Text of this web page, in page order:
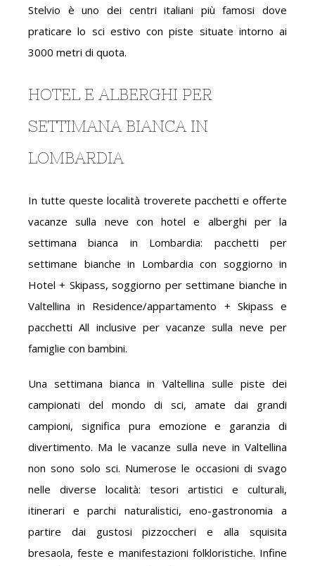
Stelvio è uno dei centri italiani più famosi dove
praticare lo sci estivo con piste situate intorno ai
3000 metri di quota.
HOTEL E ALBERGHI PER
SETTIMANA BIANCA IN
LOMBARDIA
In tutte queste località troverete pacchetti e offerte
vacanze sulla neve con hotel e alberghi per la
settimana bianca in Lombardia: pacchetti per
settimane bianche in Lombardia con soggiorno in
Hotel + Skipass, soggiorno per settimane bianche in
Valtellina in Residence/appartamento + Skipass e
pacchetti All inclusive per vacanze sulla neve per
famiglie con bambini.
Una settimana bianca in Valtellina sulle piste dei
campionati del mondo di sci, amate dai grandi
campioni, significa pura emozione e garanzia di
divertimento. Ma le vacanze sulla neve in Valtellina
non sono solo sci. Numerose le occasioni di svago
nelle diverse località: tesori artistici e culturali,
itinerari e parchi naturalistici, eno-gastronomia a
partire dai gustosi pizzoccheri e alla squisita
bresaola, feste e manifestazioni folkloristiche. Infine